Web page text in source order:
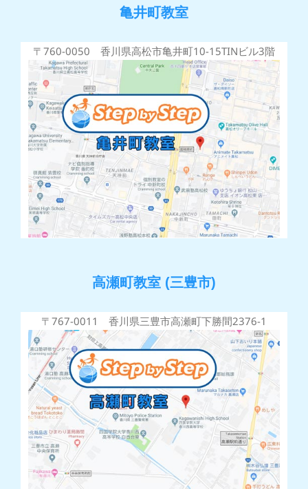
亀井町教室
〒760-0050 香川県高松市亀井町10-15TINビル3階
高瀬町教室 (三豊市)
〒767-0011 香川県三豊市高瀬町下勝間2376-1